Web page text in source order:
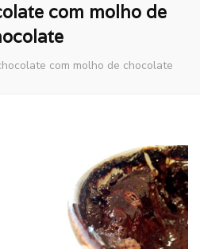
com molho de
com molho de chocolate